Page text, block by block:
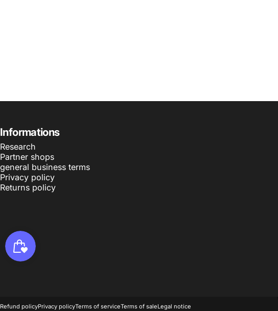
Informations
Research
Partner shops
general business terms
Privacy policy
Returns policy
Refund policyPrivacy policyTerms of serviceTerms of saleLegal notice